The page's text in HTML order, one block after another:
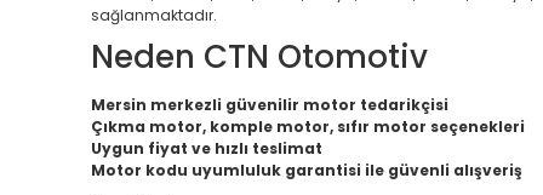
sağlanmaktadır.
Neden CTN Otomotiv
Mersin merkezli güvenilir motor tedarikçisi
Çıkma motor, komple motor, sıfır motor seçenekleri
Uygun fiyat ve hızlı teslimat
Motor kodu uyumluluk garantisi ile güvenli alışveriş